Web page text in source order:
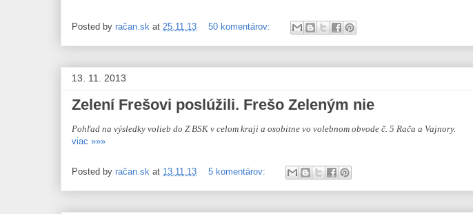
Posted by račan.sk at 25.11.13 50 komentárov:
13. 11. 2013
Zelení Frešovi poslúžili. Frešo Zeleným nie
Pohľad na výsledky volieb do Z BSK v celom kraji a osobitne vo volebnom obvode č. 5 Rača a Vajnory.
viac »»»
Posted by račan.sk at 13.11.13 5 komentárov: